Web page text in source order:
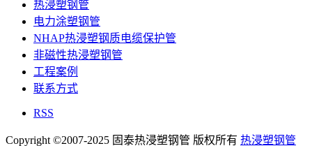
热浸塑钢管
电力涂塑钢管
NHAP热浸塑钢质电缆保护管
非磁性热浸塑钢管
工程案例
联系方式
RSS
Copyright ©2007-2025 固泰热浸塑钢管 版权所有 热浸塑钢管